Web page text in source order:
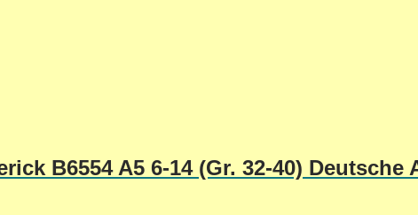
B6554 A5 6-14 (Gr. 32-40) Deutsche